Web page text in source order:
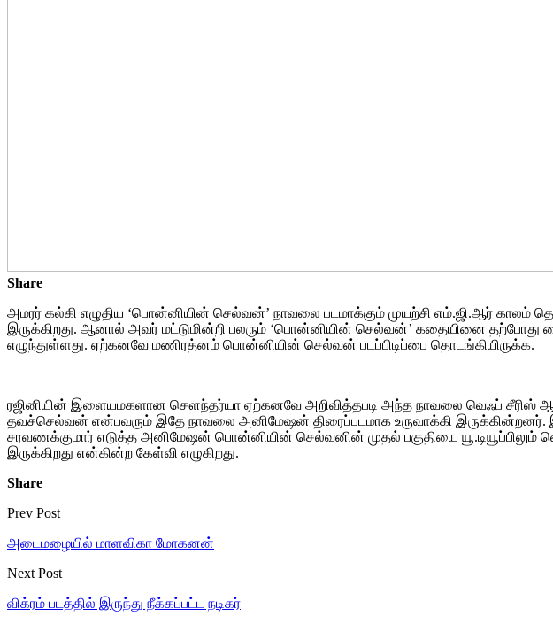
Share
அமரர் கல்கி எழுதிய ‘பொன்னியின் செல்வன்’ நாவலை படமாக்கும் முயற்சி எம்.ஜி.ஆர் காலம்
இருக்கிறது. ஆனால் அவர் மட்டுமின்றி பலரும் ‘பொன்னியின் செல்வன்’ கதையினை தற்போது
எழுந்துள்ளது. ஏற்கனவே மணிரத்னம் பொன்னியின் செல்வன் படப்பிடிப்பை தொடங்கியிருக்க.
ரஜினியின் இளையமகளான சௌந்தர்யா ஏற்கனவே அறிவித்தபடி அந்த நாவலை வெஃப் சீரிஸ்
தவச்செல்வன் என்பவரும் இதே நாவலை அனிமேஷன் திரைப்படமாக உருவாக்கி
சரவணக்குமார் எடுத்த அனிமேஷன் பொன்னியின் செல்வனின் முதல் பகுதியை யூ.டியூப்பிலும்
இருக்கிறது என்கின்ற கேள்வி எழுகிறது.
Share
Prev Post
அடைமழையில் மாளவிகா மோகனன்
Next Post
விக்ரம் படத்தில் இருந்து நீக்கப்பட்ட நடிகர்